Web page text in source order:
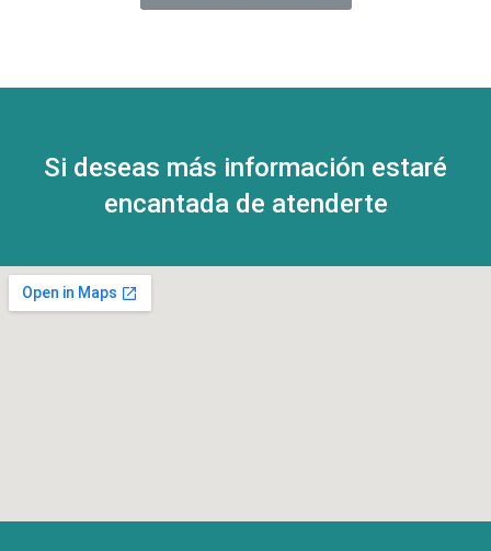
Si deseas más información estaré
encantada de atenderte